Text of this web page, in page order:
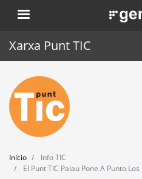
al
. Obre
Xarxa Punt TIC
Inicio
Punt TIC
Actualidad
Agenda
Inicio
Info TIC
El Punt TIC Palau Pone A Punto